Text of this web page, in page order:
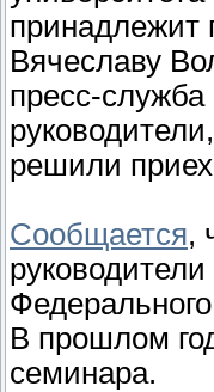
принадлежит
Вячеславу
пресс-
решили
Сообщается,
В прошлом
семинара.